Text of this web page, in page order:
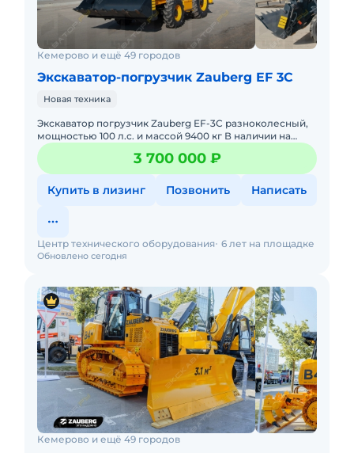
Кемерово и ещё 49 городов
Экскаватор-погрузчик Zauberg EF 3C
Новая техника
Экскаватор погрузчик Zauberg EF-3C разноколесный,
мощностью 100 л.с. и массой 9400 кг В наличии на
складах РФ. Действующее ЭПСМ, все налоги и сборы
уплачены
3 700 000 ₽
Купить в лизинг Позвонить Написать
Обновлено сегодня
Центр технического оборудования 6 лет на площадке
Кемерово и ещё 49 городов